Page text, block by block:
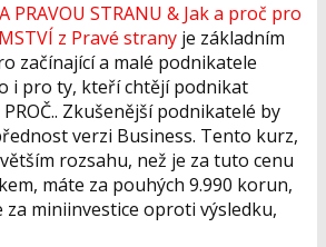
PRAVOU STRANU & Jak a proč pro
z Pravé strany je základním
začínající a malé podnikatele
i pro ty, kteří chtějí podnikat
Zkušenější podnikatelé by
verzi Business. Tento kurz,
rozsahu, než je za tuto cenu
máte za pouhých 9.990 korun,
za miniinvestice oproti výsledku,